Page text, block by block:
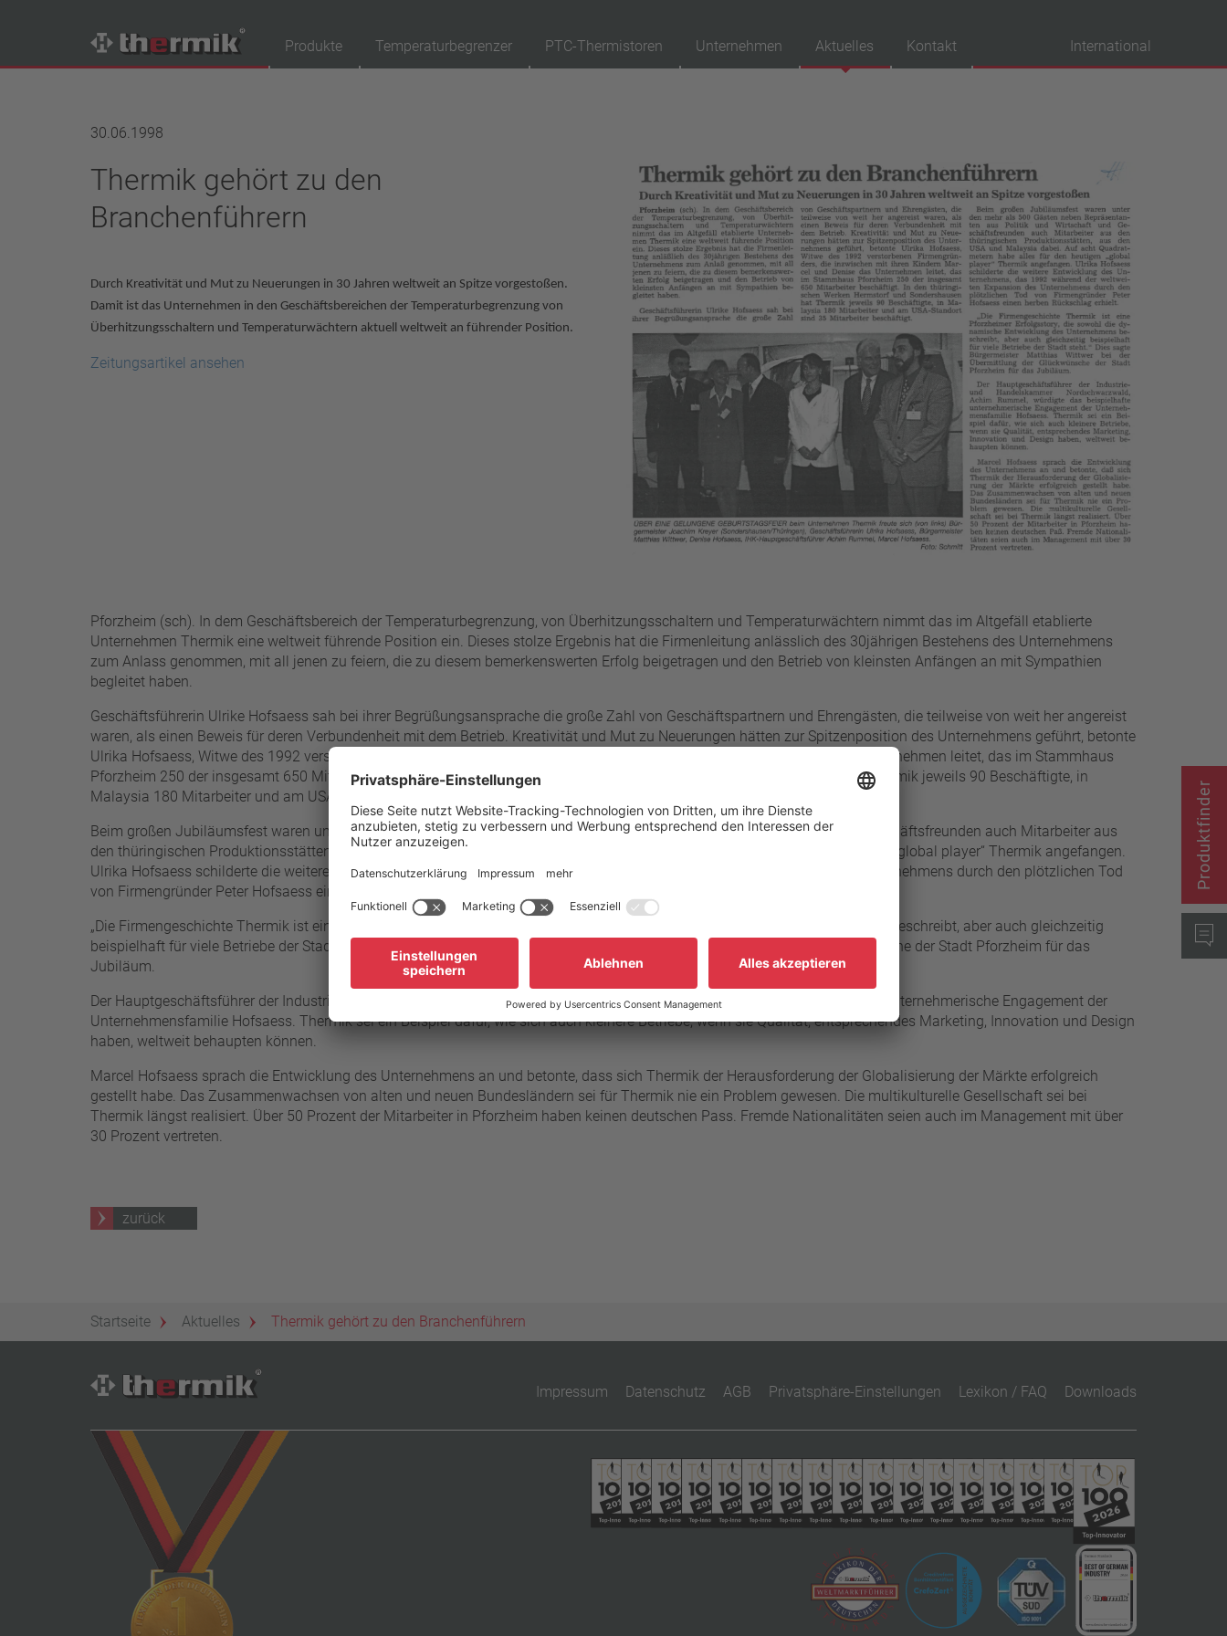
Produkte Temperaturbegrenzer PTC-Thermistoren Unternehmen Aktuelles Kontakt International
Öffner
Temperaturbereich
Hochtemperatur (205 – 250 °C)
4 A – 25 A
selbsthaltend (nicht automatisch rückstellend)
ohne Isolierung
VDE
UL
ENEC
IEC
CSA
CQC
CMJ
Filter schließen
30.06.1998
Thermik gehört zu den
Branchenführern
Durch Kreativität und Mut zu Neuerungen in 30 Jahren weltweit an Spitze vorgestoßen.
Damit ist das Unternehmen in den Geschäftsbereichen der Temperaturbegrenzung von
Überhitzungsschaltern und Temperaturwächtern aktuell weltweit an führender Position.
Zeitungsartikel ansehen
Pforzheim (sch). In dem Geschäftsbereich der Temperaturbegrenzung, von Überhitzungsschaltern und Temperaturwächtern nimmt das im Altgefäll etablierte
Unternehmen Thermik eine weltweit führende Position ein. Dieses stolze Ergebnis hat die Firmenleitung anlässlich des 30jährigen Bestehens des Unternehmens
zum Anlass genommen, mit all jenen zu feiern, die zu diesem bemerkenswerten Erfolg beigetragen und den Betrieb von kleinsten Anfängen an mit Sympathien
begleitet haben.
Geschäftsführerin Ulrike Hofsaess sah bei ihrer Begrüßungsansprache die große Zahl von Geschäftspartnern und Ehrengästen, die teilweise von weit her angereist
waren, als einen Beweis für deren Verbundenheit mit dem Betrieb. Kreativität und Mut zu Neuerungen hätten zur Spitzenposition des Unternehmens geführt, betonte
Ulrika Hofsaess, Witwe des 1992 verstorbenen Firmengründers, die inzwischen mit ihren Kindern Marcel und Denise das Unternehmen leitet, das im Stammhaus
Pforzheim 250 der insgesamt 650 Mitarbeiter beschäftigt. In den thüringischen Werken Hermstorf und Sonderhausen hat Thermik jeweils 90 Beschäftigte, in
Malaysia 180 Mitarbeiter und am USA-Standort sind 35 Mitarbeiter beschäftigt.
Beim großen Jubiläumsfest waren unter den mehr als 500 Gästen neben Repräsentanten aus Politik und Wirtschaft und Geschäftsfreunden auch Mitarbeiter aus
den thüringischen Produktionsstätten, aus den USA und Malaysia dabei. Auf acht Quadratmetern habe alles für den heutigen „global player“ Thermik angefangen.
Ulrika Hofsaess schilderte die weitere Entwicklung des Unternehmens, das 1992 während der weltweiten Expansion des Unternehmens durch den plötzlichen Tod
von Firmengründer Peter Hofsaess einen herben Rückschlagen erhielt.
„Die Firmengeschichte Thermik ist eine Pforzheimer Erfolgsstory, die sowohl die dynamische Entwicklung des Unternehmens beschreibt, aber auch gleichzeitig
beispielhaft für viele Betriebe der Stadt steht.“ Dies sagte Bürgermeister Matthias Wittwer bei der Übermittlung der Glückwünsche der Stadt Pforzheim für das
Jubiläum.
Der Hauptgeschäftsführer der Industrie- und Handelskammer Nordschwarzwald, Achim Rummel, würdigte das beispielhafte unternehmerische Engagement der
Unternehmensfamilie Hofsaess. Thermik sei ein Beispiel dafür, wie sich auch kleinere Betriebe, wenn sie Qualität, entsprechendes Marketing, Innovation und Design
haben, weltweit behaupten können.
Marcel Hofsaess sprach die Entwicklung des Unternehmens an und betonte, dass sich Thermik der Herausforderung der Globalisierung der Märkte erfolgreich
gestellt habe. Das Zusammenwachsen von alten und neuen Bundesländern sei für Thermik nie ein Problem gewesen. Die multikulturelle Gesellschaft sei bei
Thermik längst realisiert. Über 50 Prozent der Mitarbeiter in Pforzheim haben keinen deutschen Pass. Fremde Nationalitäten seien auch im Management mit über
30 Prozent vertreten.
zurück
Startseite Aktuelles Thermik gehört zu den Branchenführern
Impressum Datenschutz AGB Privatsphäre-Einstellungen Lexikon / FAQ Downloads
Produktfinder